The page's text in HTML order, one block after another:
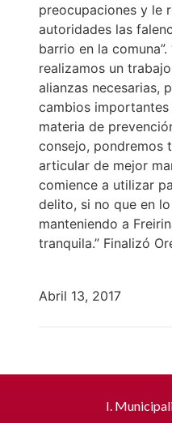
preocupaciones y le
autoridades las
barrio en la
realizamos un
alianzas necesarias,
cambios
materia de
consejo, pondremos
articular de mejor
comience a utilizar
delito, si no que en
manteniendo a
tranquila.” Finalizó
Abril 13, 2017
I.